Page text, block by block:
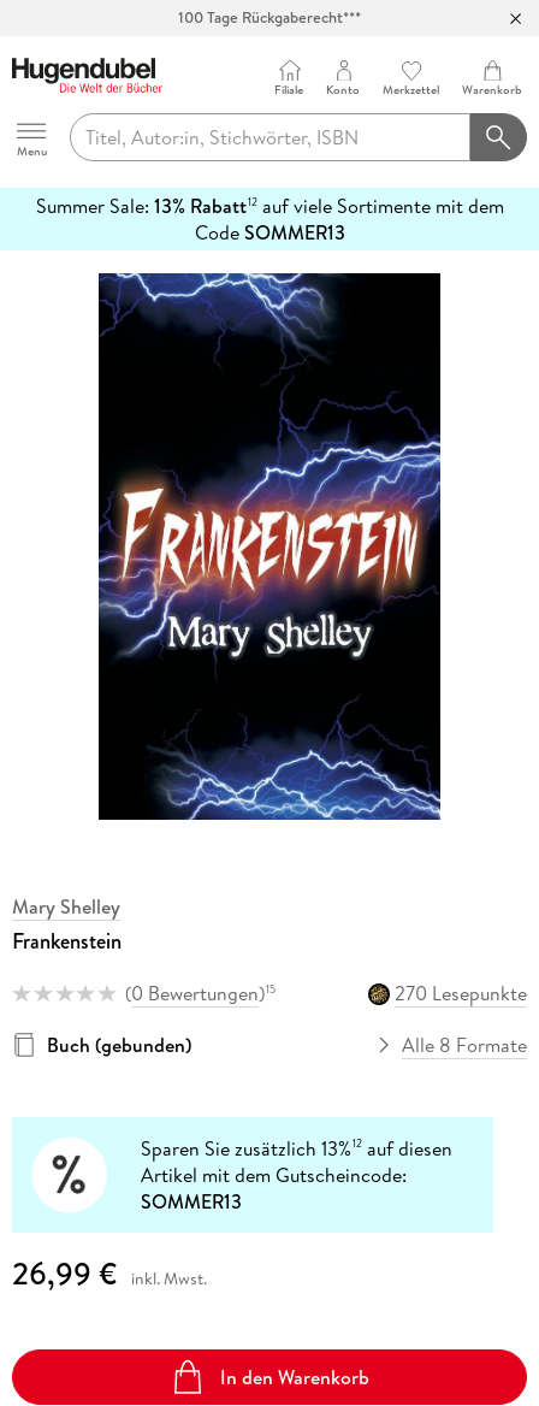
Abholung in über 100 Filialen
Hugendubel
Menu
Filiale Konto Merkzettel Warenkorb
Summer Sale: 13% Rabatt12auf viele Sortimente mit dem
CodeSOMMER13
erfahren
Mary Shelley
Frankenstein
(0 Bewertungen)15
270 Lesepunkte
Buch (gebunden)
Alle 8 Formate
Sparen Sie zusätzlich 13%12 auf diesen
Artikel mit dem Gutscheincode:
SOMMER13
26,99 € inkl. Mwst.
In den Warenkorb